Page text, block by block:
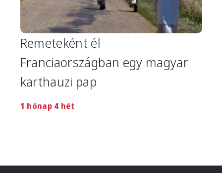
Remeteként él
Franciaországban egy magyar
karthauzi pap
1 hónap 4 hét